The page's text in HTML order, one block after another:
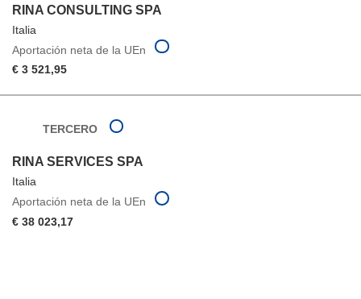
RINA CONSULTING SPA
Italia
Aportación neta de la UEn
€ 3 521,95
TERCERO
RINA SERVICES SPA
Italia
Aportación neta de la UEn
€ 38 023,17